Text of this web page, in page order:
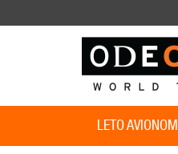
LETO AVIONOM